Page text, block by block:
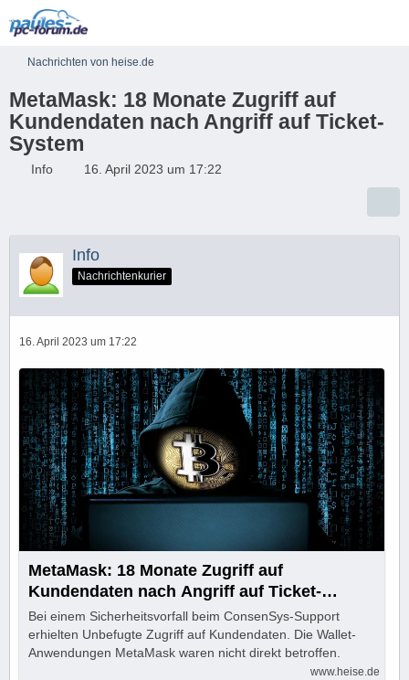
Nachrichten von heise.de
MetaMask: 18 Monate Zugriff auf
Kundendaten nach Angriff auf Ticket-
System
Info 16. April 2023 um 17:22
Info
Nachrichtenkurier
16. April 2023 um 17:22
MetaMask: 18 Monate Zugriff auf
Kundendaten nach Angriff auf Ticket-
System
Bei einem Sicherheitsvorfall beim ConsenSys-Support
erhielten Unbefugte Zugriff auf Kundendaten. Die Wallet-
Anwendungen MetaMask waren nicht direkt betroffen.
www.heise.de